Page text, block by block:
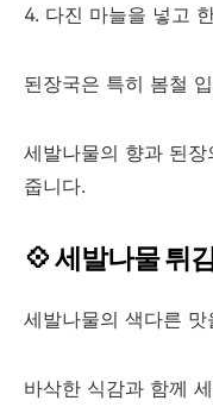
4. 다진 마늘을 넣고
된장국은 특히 봄철
세발나물의 향과 된
줍니다.
💠 세발나물 튀
세발나물의 색다른
바삭한 식감과 함께